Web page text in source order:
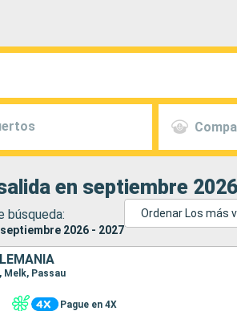
en septiembre
búsqueda:
2026 - 2027
Ordenar Los más
Melk, Passau
Pague en 4X